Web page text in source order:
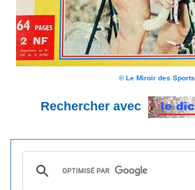
© Le Miroir des Sports
Rechercher avec